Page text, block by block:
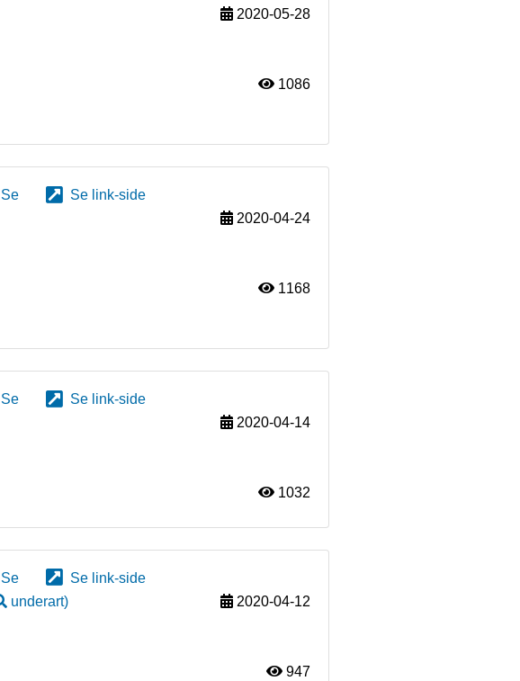
2020-05-28
1086
Se
Se link-side
2020-04-24
1168
Se
Se link-side
2020-04-14
1032
Se
Se link-side
underart)
2020-04-12
947